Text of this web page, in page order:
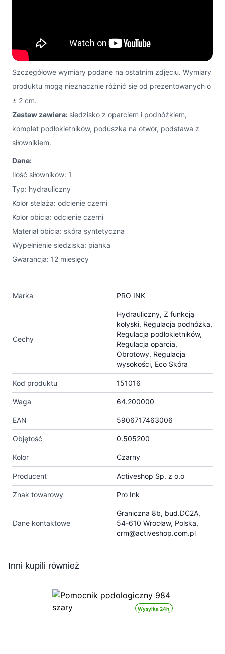
Szczegółowe wymiary podane na ostatnim zdjęciu. Wymiary
produktu mogą nieznacznie różnić się od prezentowanych o
± 2 cm.
Zestaw zawiera: siedzisko z oparciem i podnóżkiem,
komplet podłokietników, poduszka na otwór, podstawa z
siłownikiem.
Dane:
Ilość siłowników: 1
Typ: hydrauliczny
Kolor stelaża: odcienie czerni
Kolor obicia: odcienie czerni
Materiał obicia: skóra syntetyczna
Wypełnienie siedziska: pianka
Gwarancja: 12 miesięcy
Marka PRO INK
Cechy
Hydrauliczny, Z funkcją
kołyski, Regulacja podnóżka,
Regulacja podłokietników,
Regulacja oparcia,
Obrotowy, Regulacja
wysokości, Eco Skóra
Kod produktu 151016
Waga 64.200000
EAN 5906717463006
Objętość 0.505200
Kolor Czarny
Producent Activeshop Sp. z o.o
Znak towarowy Pro Ink
Dane kontaktowe
Graniczna 8b, bud.DC2A,
54-610 Wrocław, Polska,
crm@activeshop.com.pl
Press to skip carousel
Inni kupili również
Wysyłka 24h